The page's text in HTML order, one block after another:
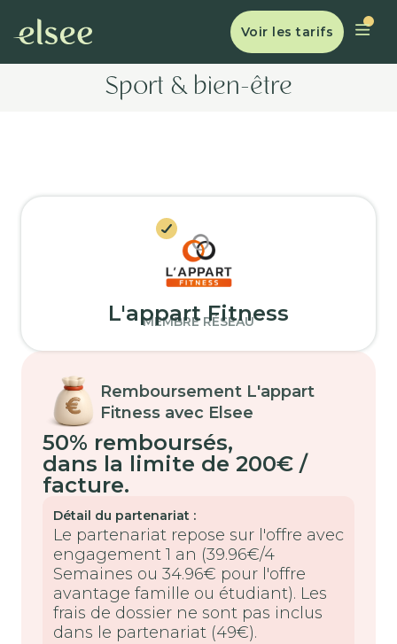
Voir les tarifs
Sport & bien-être
L'appart Fitness
MEMBRE RÉSEAU
Remboursement L'appart
Fitness avec Elsee
50% remboursés,
dans la limite de 200€ /
facture.
Détail du partenariat :
Le partenariat repose sur l'offre avec
engagement 1 an (39.96€/4
Semaines ou 34.96€ pour l'offre
avantage famille ou étudiant). Les
frais de dossier ne sont pas inclus
dans le partenariat (49€).